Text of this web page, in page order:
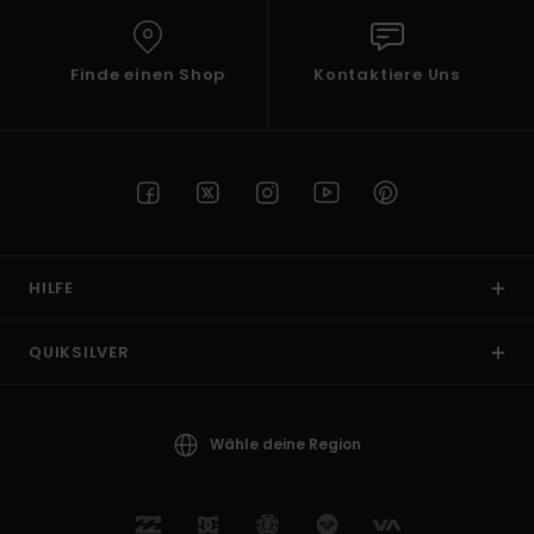
Finde einen Shop Kontaktiere Uns
HILFE
QUIKSILVER
Wähle deine Region